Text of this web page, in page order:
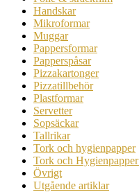
Handskar
Mikroformar
Muggar
Pappersformar
Papperspåsar
Pizzakartonger
Pizzatillbehör
Plastformar
Servetter
Sopsäckar
Tallrikar
Tork och hygienpapper
Tork och
Övrigt
Utgående artiklar